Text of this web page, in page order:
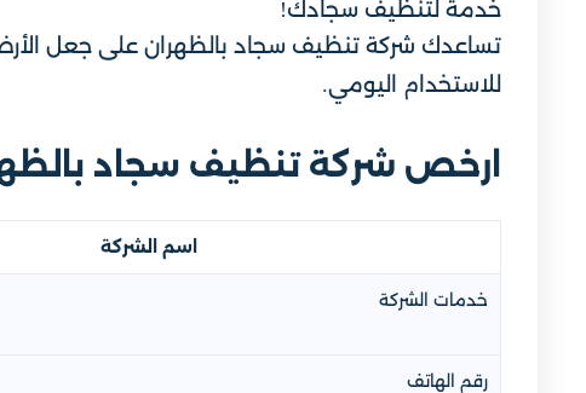
خدمة لتنظيف سجادك!
تساعدك شركة تنظيف سجاد بالظهران على جعل
للاستخدام اليومي.
ارخص شركة تنظيف سجاد
اسم الشركة
خدمات الشركة
رقم الهاتف